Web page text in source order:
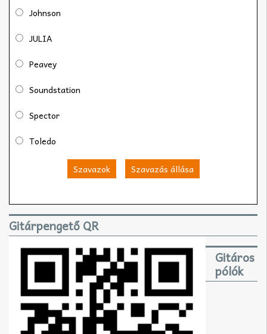
Johnson
JULIA
Peavey
Soundstation
Spector
Toledo
Szavazok Szavazás állása
Gitárpengető QR
Gitáros
pólók